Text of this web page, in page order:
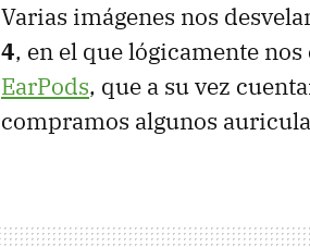
Varias imágenes nos
4, en el que lógicamente
EarPods, que a su vez
compramos algunos